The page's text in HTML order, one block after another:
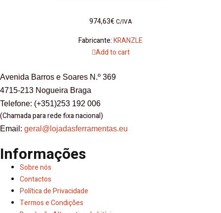
974,63€ C/IVA
Fabricante:KRANZLE
Add to cart
Avenida Barros e Soares N.º 369
4715-213 Nogueira Braga
Telefone: (+351)253 192 006
(Chamada para rede fixa nacional)
Email: geral@lojadasferramentas.eu
Informações
Sobre nós
Contactos
Política de Privacidade
Termos e Condições